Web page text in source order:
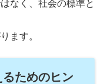
なく、社会の標準と
ます。
ためのヒン